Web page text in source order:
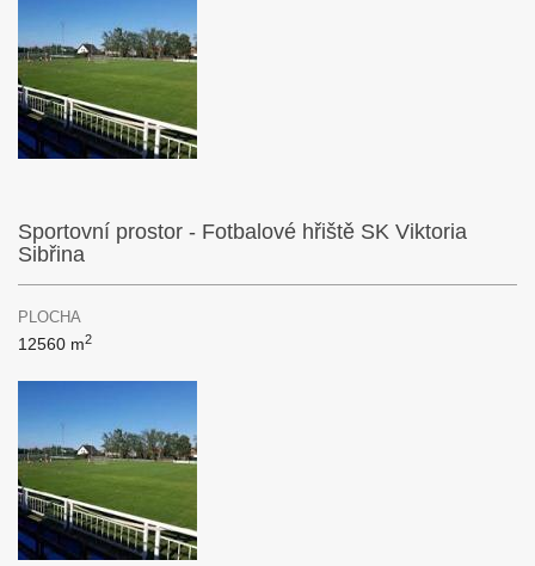
Sportovní prostor - Fotbalové hřiště SK Viktoria
Sibřina
PLOCHA
12560 m2